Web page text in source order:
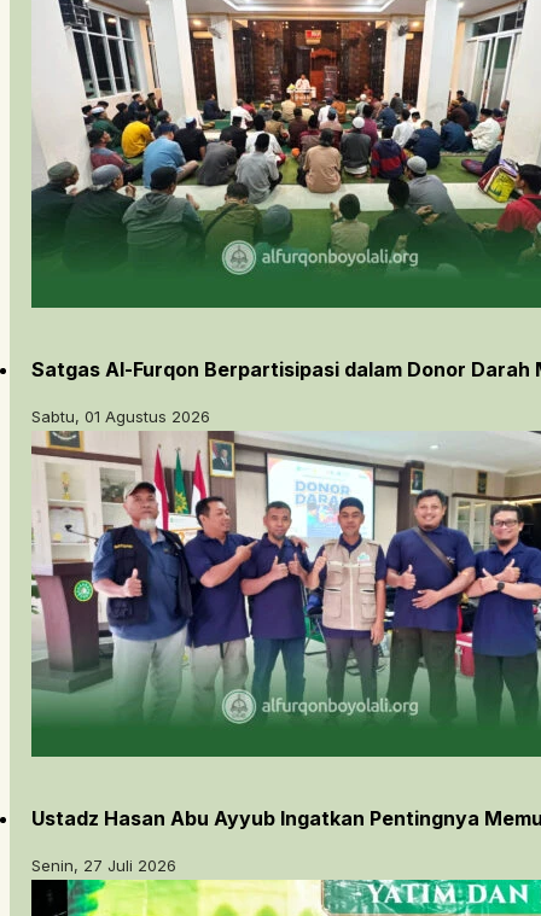
Satgas Al-Furqon Berpartisipasi dalam Donor Darah
Sabtu, 01 Agustus 2026
Ustadz Hasan Abu Ayyub Ingatkan Pentingnya
Senin, 27 Juli 2026